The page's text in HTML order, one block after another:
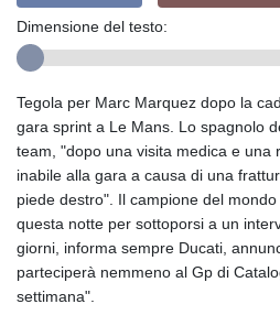
Dimensione del testo:
Tegola per Marc Marquez dopo la
gara sprint a Le Mans. Lo spagnolo
team, "dopo una visita medica e una
inabile alla gara a causa di una
piede destro". Il campione del
questa notte per sottoporsi a un
giorni, informa sempre Ducati,
parteciperà nemmeno al Gp di
settimana".